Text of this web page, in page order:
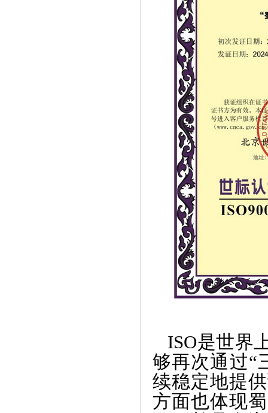
ISO是世界
够再次通过“
续稳定地提
方面也体现